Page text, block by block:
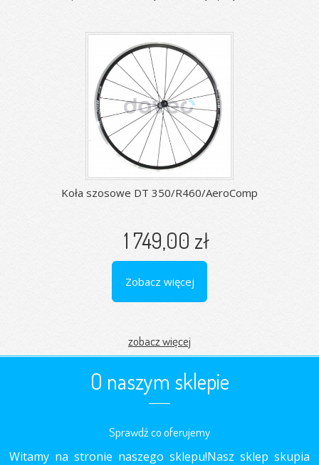
Koła szosowe DT 350/R460/AeroComp
1 749,00 zł
Zobacz więcej
zobacz więcej
O naszym sklepie
Sprawdź co oferujemy
Witamy na stronie naszego sklepu!Nasz sklep skupia